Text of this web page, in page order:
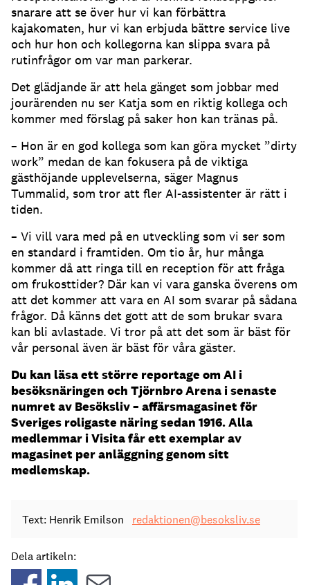
snarare att se över hur vi kan förbättra
kajakomaten, hur vi kan erbjuda bättre service live
och hur hon och kollegorna kan slippa svara på
rutinfrågor om var man parkerar.
Det glädjande är att hela gänget som jobbar med
jourärenden nu ser Katja som en riktig kollega och
kommer med förslag på saker hon kan tränas på.
– Hon är en god kollega som kan göra mycket ”dirty
work” medan de kan fokusera på de viktiga
gästhöjande upplevelserna, säger Magnus
Tummalid, som tror att fler AI-assistenter är rätt i
tiden.
– Vi vill vara med på en utveckling som vi ser som
en standard i framtiden. Om tio år, hur många
kommer då att ringa till en reception för att fråga
om frukosttider? Där kan vi vara ganska överens om
att det kommer att vara en AI som svarar på sådana
frågor. Då känns det gott att de som brukar svara
kan bli avlastade. Vi tror på att det som är bäst för
vår personal även är bäst för våra gäster.
Du kan läsa ett större reportage om AI i
besöksnäringen och Tjörnbro Arena i senaste
numret av Besöksliv – affärsmagasinet för
Sveriges roligaste näring sedan 1916. Alla
medlemmar i Visita får ett exemplar av
magasinet per anläggning genom sitt
medlemskap.
Text: Henrik Emilson redaktionen@besoksliv.se
Dela artikeln: